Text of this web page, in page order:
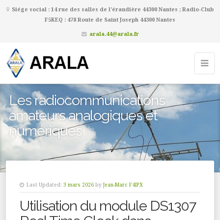
Siége social : 14 rue des salles de l’éraudière 44300 Nantes ; Radio-Club
F5KEQ : 478 Route de Saint Joseph 44300 Nantes
arala.44@arala.fr
Les radiocommunications
amateurs analogiques et
numériques
Last Updated: 3 mars 2026 by Jean-Marc F4IPX
Utilisation du module DS1307